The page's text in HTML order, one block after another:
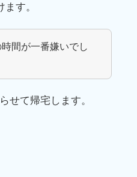
す。
間が一番嫌いでし
せて帰宅します。